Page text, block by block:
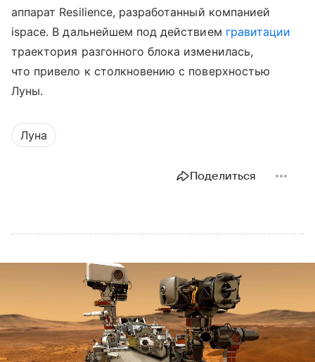
аппарат Resilience, разработанный компанией
ispace. В дальнейшем под действием гравитации
траектория разгонного блока изменилась,
что привело к столкновению с поверхностью
Луны.
Луна
Поделиться